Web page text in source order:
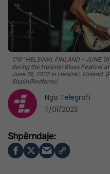
176:"HELSINKI, FINLAND - JUNE
during the Helsinki Blues Festival
June 19, 2022 in Helsinki, Finland.
Shalin/Redferns)
Nga Telegrafi
11/01/2023